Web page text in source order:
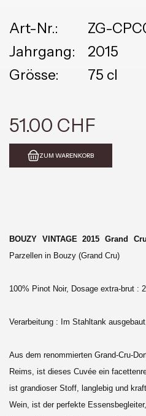
Art-Nr.:
ZG-
Jahrgang:
2015
Grösse:
75 cl
51.00 CHF
ZUM WARENKORB
BOUZY VINTAGE 2015 Grand
Parzellen in Bouzy (Grand Cru)
100% Pinot Noir, Dosage extra-brut :
Verarbeitung : Im Stahltank
Aus dem renommierten Grand-Cru-
Reims, ist dieses Cuvée ein
ist grandioser Stoff, langlebig und
Wein, ist der perfekte